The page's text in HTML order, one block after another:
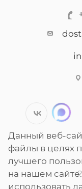
Данный веб-
файлы в целях
лучшего
на нашем
использовать